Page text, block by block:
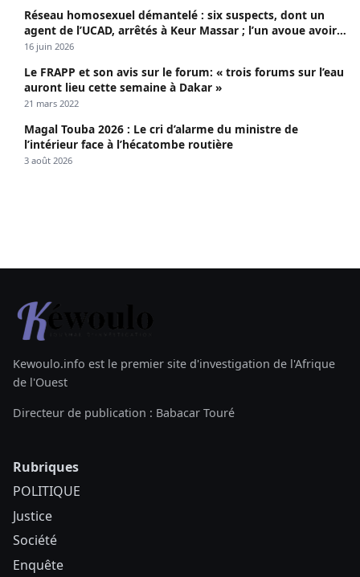
Réseau homosexuel démantelé : six suspects, dont un
agent de l’UCAD, arrêtés à Keur Massar ; l’un avoue avoir
propagé le VIH depuis 2018
16 juin 2026
Le FRAPP et son avis sur le forum: « trois forums sur l’eau
auront lieu cette semaine à Dakar »
21 mars 2022
Magal Touba 2026 : Le cri d’alarme du ministre de
l’intérieur face à l’hécatombe routière
3 août 2026
Kewoulo.info est le premier site d'investigation de l'Afrique
de l'Ouest
Directeur de publication : Babacar Touré
Rubriques
POLITIQUE
Justice
Société
Enquête